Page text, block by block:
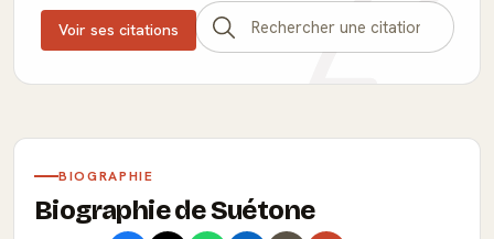
Voir ses citations
BIOGRAPHIE
Biographie de Suétone